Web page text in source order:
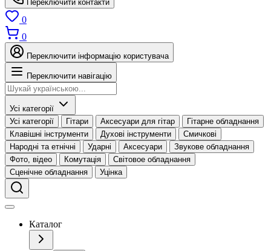
Переключити контакти
0
0
Переключити інформацію користувача
Переключити навігацію
Усі категорії
Усі категорії
Гітари Аксесуари для гітар
Гітарне обладнання
Клавішні інструменти
Духові інструменти
Смичкові
Народні та етнічні
Ударні Аксесуари
Звукове обладнання
Фото, відео
Комутація
Світовое обладнання
Сценічне обладнання
Уцінка
Каталог